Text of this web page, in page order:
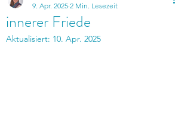
innerer Friede
9. Apr. 2025 2 Min. Lesezeit
Aktualisiert: 10. Apr. 2025